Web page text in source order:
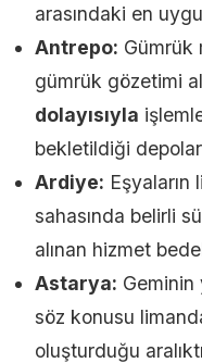
arasındaki en
Antrepo: Gümrük
gümrük gözetimi
dolayısıyla
bekletildiği
Ardiye:
sahasında belirli
alınan hizmet
Astarya:
söz konusu
oluşturduğu